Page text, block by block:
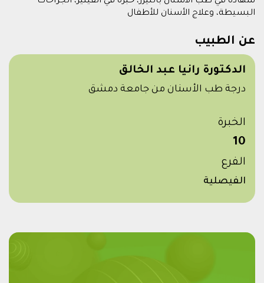
البسيطة، وعلاج الأسنان للأطفال
عن الطبيب
الدكتورة رانيا عبد الخالق
درجة طب الأسنان من جامعة دمشق
الخبرة
10
الفرع
الفيصلية